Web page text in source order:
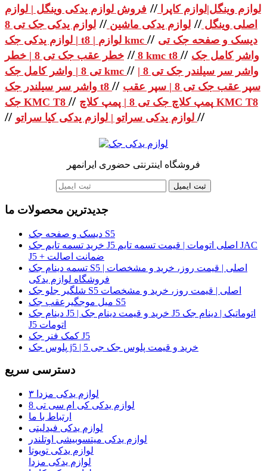
لوازم وینگل|لوازم کاپرا // فروش لوازم یدکی وینگل | لوازم
اصلی وینگل // لوازم یدکی ماشین //
لوازم یدکی جک تی 8
| لوازم یدکی جک t8 | لوازم kmc // دیسک و صفحه جک تی
8
// خطر عقب جک تی 8 | خطر kmc t8 // واشر کامل جک
تی 8 | واشر کامل جک kmc // واشر سر سیلندر جک تی 8 |
واشر سر سیلندر جک t8 // سپر عقب جک تی 8 | سپر عقب
جک KMC T8 // پمپ کلاچ جک تی 8 | پمپ کلاچ KMC T8
// //
فروشگاه اینترنتی حضوری ایرانمهر
ثبت ایمیل
جدیدترین محصولات ما
دیسک و صفحه جک S5
خرید تسمه تایم جک J5 اصلی اتومات | قیمت تسمه تایم JAC
J5 + ضمانت اصالت
تسمه دینام جک S5 اصلی | قیمت روز، خرید و مشخصات |
فروشگاه لوازم یدکی
شلگیر جلو جک S5 اصلی | قیمت روز، خرید و مشخصات
میل موجگیرعقب جک S5
دینام جک J5 | خرید و قیمت دینام جک J5 اتوماتیک | دینام جک
J5 اتومات
کمک فنر جک J5
پلوس جک j5 | خرید و قیمت پلوس جک جی 5
دسترسی سریع
لوازم یدکی مزدا ۳
لوازم یدکی کی ام سی تی 8
ارتباط با ما
لوازم یدکی فیدلیتی
لوازم یدکی میتسوبیشی اوتلندر
لوازم یدکی تویوتا
لوازم یدکی مزدا